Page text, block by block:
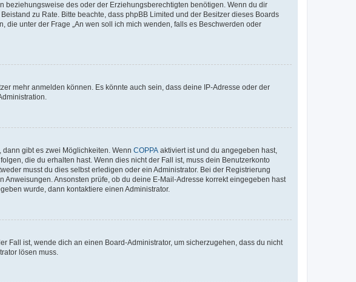
des oder der Erziehungsberechtigten benötigen. Wenn du dir
zu Rate. Bitte beachte, dass phpBB Limited und der Besitzer dieses Boards
unter der Frage „An wen soll ich mich wenden, falls es Beschwerden oder
mehr anmelden können. Es könnte auch sein, dass deine IP-Adresse oder der
gibt es zwei Möglichkeiten. Wenn COPPA aktiviert ist und du angegeben hast,
die du erhalten hast. Wenn dies nicht der Fall ist, muss dein Benutzerkonto
musst du dies selbst erledigen oder ein Administrator. Bei der Registrierung
Ansonsten prüfe, ob du deine E-Mail-Adresse korrekt eingegeben hast
wurde, dann kontaktiere einen Administrator.
Fall ist, wende dich an einen Board-Administrator, um sicherzugehen, dass du nicht
lösen muss.